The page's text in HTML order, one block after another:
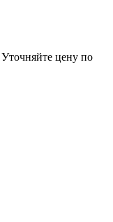
цену по